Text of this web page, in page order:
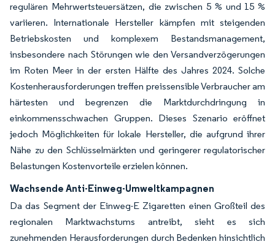
regulären Mehrwertsteuersätzen, die zwischen 5 % und 15 %
variieren. Internationale Hersteller kämpfen mit steigenden
Betriebskosten und komplexem Bestandsmanagement,
insbesondere nach Störungen wie den Versandverzögerungen
im Roten Meer in der ersten Hälfte des Jahres 2024. Solche
Kostenherausforderungen treffen preissensible Verbraucher am
härtesten und begrenzen die Marktdurchdringung in
einkommensschwachen Gruppen. Dieses Szenario eröffnet
jedoch Möglichkeiten für lokale Hersteller, die aufgrund ihrer
Nähe zu den Schlüsselmärkten und geringerer regulatorischer
Belastungen Kostenvorteile erzielen können.
Wachsende Anti-Einweg-Umweltkampagnen
Da das Segment der Einweg-E Zigaretten einen Großteil des
regionalen Marktwachstums antreibt, sieht es sich
zunehmenden Herausforderungen durch Bedenken hinsichtlich